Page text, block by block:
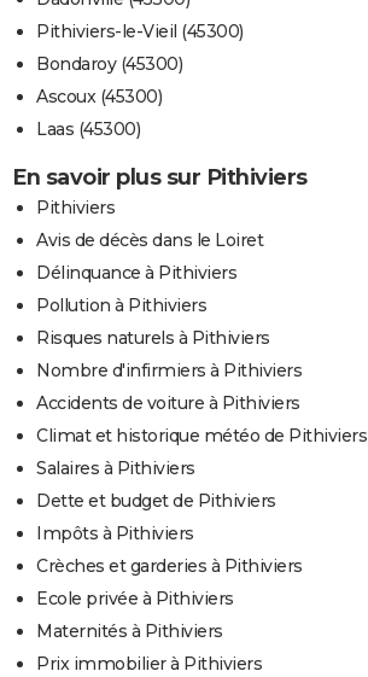
Pithiviers-le-Vieil (45300)
Bondaroy (45300)
Ascoux (45300)
Laas (45300)
En savoir plus sur Pithiviers
Pithiviers
Avis de décès dans le Loiret
Délinquance à Pithiviers
Pollution à Pithiviers
Risques naturels à Pithiviers
Nombre d'infirmiers à Pithiviers
Accidents de voiture à Pithiviers
Climat et historique météo de Pithiviers
Salaires à Pithiviers
Dette et budget de Pithiviers
Impôts à Pithiviers
Crèches et garderies à Pithiviers
Ecole privée à Pithiviers
Maternités à Pithiviers
Prix immobilier à Pithiviers